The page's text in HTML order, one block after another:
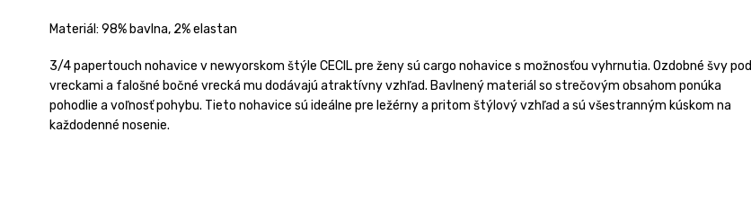
Materiál: 98% bavlna, 2% elastan
3/4 papertouch nohavice v newyorskom štýle CECIL pre ženy sú cargo nohavice s možnosťou vyhrnutia. Ozdobné švy pod
vreckami a falošné bočné vrecká mu dodávajú atraktívny vzhľad. Bavlnený materiál so strečovým obsahom ponúka
pohodlie a voľnosť pohybu. Tieto nohavice sú ideálne pre ležérny a pritom štýlový vzhľad a sú všestranným kúskom na
každodenné nosenie.